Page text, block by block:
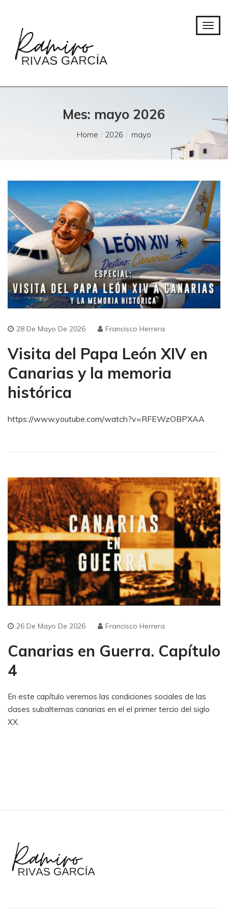
Mes: mayo 2026
Home 2026 mayo
28 De Mayo De 2026 Francisco Herrera
Visita del Papa León XIV en
Canarias y la memoria
histórica
https://www.youtube.com/watch?v=RFEWzOBPXAA
26 De Mayo De 2026 Francisco Herrera
Canarias en Guerra. Capítulo
4
En este capítulo veremos las condiciones sociales de las
clases subalternas canarias en el el primer tercio del siglo
XX.